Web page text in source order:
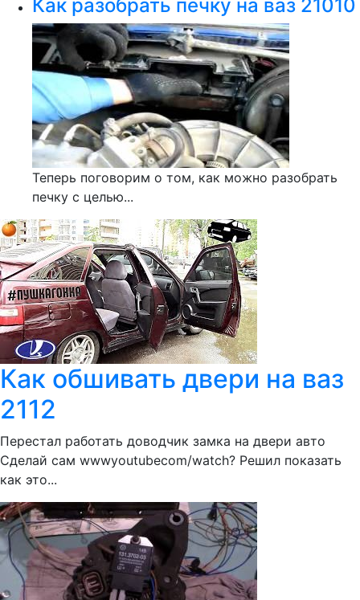
Как разобрать печку на ваз 21010
Теперь поговорим о том, как можно разобрать
печку с целью...
Как обшивать двери на ваз
2112
Перестал работать доводчик замка на двери авто
Сделай сам wwwyoutubecom/watch? Решил показать
как это...